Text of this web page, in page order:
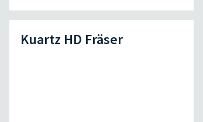
Kuartz HD Fräser